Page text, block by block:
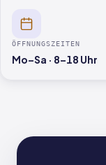
ÖFFNUNGSZEITEN
Mo–Sa · 8–18 Uhr